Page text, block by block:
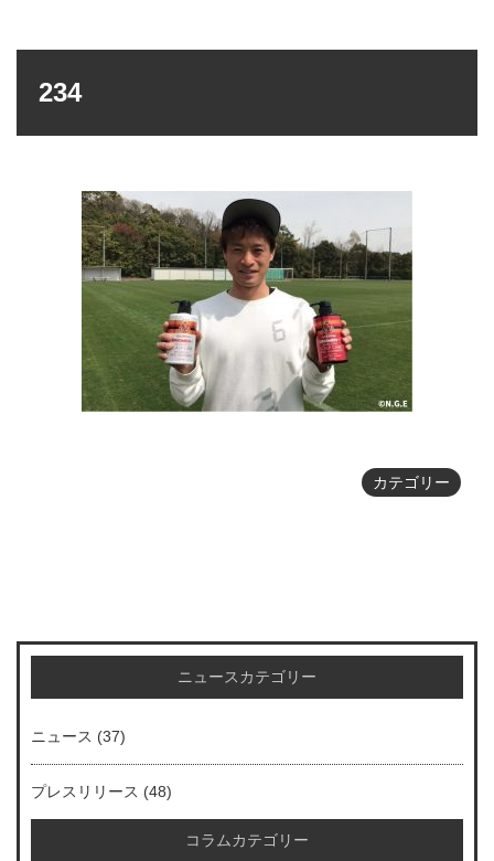
234
カテゴリー
ニュースカテゴリー
ニュース (37)
プレスリリース (48)
コラムカテゴリー